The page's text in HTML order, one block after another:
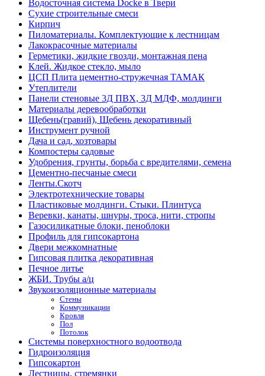
Водосточная система Docke в Твери
Сухие строительные смеси
Кирпич
Пиломатериалы. Комплектующие к лестницам
Лакокрасочные материалы
Герметики, жидкие гвозди, монтажная пена
Клей. Жидкое стекло, мыло
ЦСП Плита цементно-стружечная ТАМАК
Утеплители
Панели стеновые 3Д ПВХ, 3Д МДФ, молдинги
Материалы деревообработки
Щебень(гравий), Щебень декоративный
Инструмент ручной
Дача и сад, хозтовары
Компостеры садовые
Удобрения, грунты, борьба с вредителями, семена
Цементно-песчаные смеси
Ленты.Скотч
Электротехнические товары
Пластиковые молдинги. Стыки. Плинтуса
Веревки, канаты, шнуры, троса, нити, стропы
Газосиликатные блоки, пеноблоки
Профиль для гипсокартона
Двери межкомнатные
Гипсовая плитка декоративная
Печное литье
ЖБИ. Трубы а/ц
Звукоизоляционные материалы
Стены
Коммуникации
Кровля
Пол
Потолок
Системы поверхностного водоотвода
Гидроизоляция
Гипсокартон
Лестницы, стремянки